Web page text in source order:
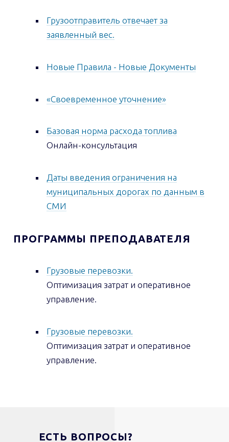
Грузоотправитель отвечает за
заявленный вес.
Новые Правила - Новые Документы
«Своевременное уточнение»
Базовая норма расхода топлива
Онлайн-консультация
Даты введения ограничения на
муниципальных дорогах по данным в
СМИ
ПРОГРАММЫ ПРЕПОДАВАТЕЛЯ
Грузовые перевозки.
Оптимизация затрат и оперативное
управление.
Грузовые перевозки.
Оптимизация затрат и оперативное
управление.
ЕСТЬ ВОПРОСЫ?